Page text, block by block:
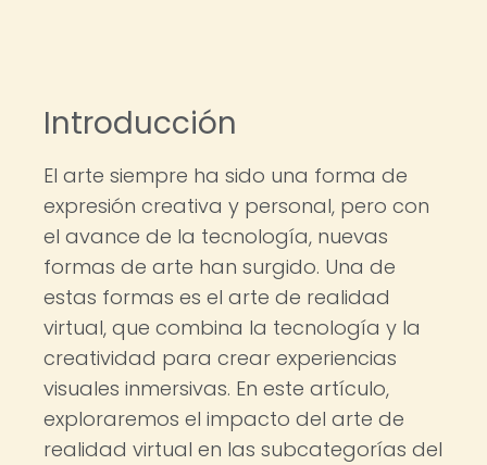
Introducción
El arte siempre ha sido una forma de
expresión creativa y personal, pero con
el avance de la tecnología, nuevas
formas de arte han surgido. Una de
estas formas es el arte de realidad
virtual, que combina la tecnología y la
creatividad para crear experiencias
visuales inmersivas. En este artículo,
exploraremos el impacto del arte de
realidad virtual en las subcategorías del